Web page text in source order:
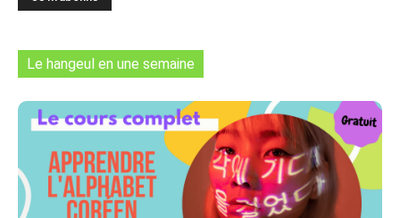
Le hangeul en une semaine